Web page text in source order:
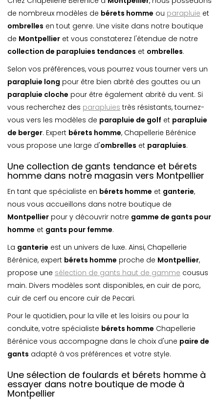
de nombreux modèles de bérets homme ou parapluie et
ombrelles en tout genre. Une visite dans notre boutique
de Montpellier et vous constaterez l'étendue de notre
collection de parapluies tendances et ombrelles.
Selon vos préférences, vous pourrez vous tourner vers un
parapluie long pour être bien abrité des gouttes ou un
parapluie cloche pour être également abrité du vent. Si
vous recherchez des parapluies très résistants, tournez-
vous vers les modèles de parapluie de golf et parapluie
de berger. Expert bérets homme, Chapellerie Bérénice
vous propose une large d'ombrelles et parapluies.
Une collection de gants tendance et bérets
homme dans notre magasin vers Montpellier
En tant que spécialiste en bérets homme et ganterie,
nous vous accueillons dans notre boutique de
Montpellier pour y découvrir notre gamme de gants pour
homme et gants pour femme.
La ganterie est un univers de luxe. Ainsi, Chapellerie
Bérénice, expert bérets homme proche de Montpellier,
propose une sélection de gants haut de gamme cousus
main. Divers modèles sont disponibles, en cuir de porc,
cuir de cerf ou encore cuir de Pecari.
Pour le quotidien, pour la ville et les loisirs ou pour la
conduite, votre spécialiste bérets homme Chapellerie
Bérénice vous accompagne dans le choix d'une paire de
gants adapté à vos préférences et votre style.
Une sélection de foulards et bérets homme à
essayer dans notre boutique de mode à
Montpellier